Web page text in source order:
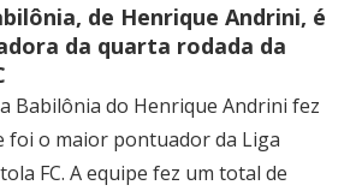
de Henrique Andrini, é
da quarta rodada da
Babilônia do Henrique Andrini fez
foi o maior pontuador da Liga
FC. A equipe fez um total de